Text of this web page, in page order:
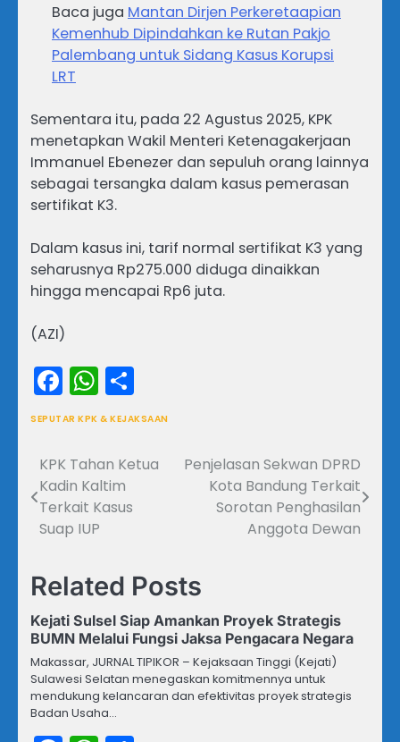
Baca juga Mantan Dirjen Perkeretaapian
Kemenhub Dipindahkan ke Rutan Pakjo
Palembang untuk Sidang Kasus Korupsi
LRT
Sementara itu, pada 22 Agustus 2025, KPK
menetapkan Wakil Menteri Ketenagakerjaan
Immanuel Ebenezer dan sepuluh orang lainnya
sebagai tersangka dalam kasus pemerasan
sertifikat K3.
Dalam kasus ini, tarif normal sertifikat K3 yang
seharusnya Rp275.000 diduga dinaikkan
hingga mencapai Rp6 juta.
(AZI)
Facebook
WhatsApp
SEPUTAR KPK & KEJAKSAAN
Navigasi
pos
KPK Tahan Ketua
Kadin Kaltim
Terkait Kasus
Suap IUP
Penjelasan Sekwan DPRD
Kota Bandung Terkait
Sorotan Penghasilan
Anggota Dewan
Related Posts
Kejati Sulsel Siap Amankan Proyek Strategis
BUMN Melalui Fungsi Jaksa Pengacara Negara
Makassar, JURNAL TIPIKOR – Kejaksaan Tinggi (Kejati)
Sulawesi Selatan menegaskan komitmennya untuk
mendukung kelancaran dan efektivitas proyek strategis
Badan Usaha…